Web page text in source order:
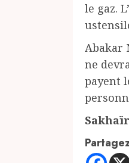
le gaz.
Abakar
ne
payent